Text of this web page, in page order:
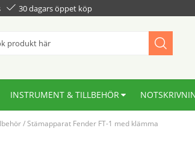
30 dagars öppet köp
INSTRUMENT & TILLBEHÖR
/Stämapparat Fender FT-1 med klämma